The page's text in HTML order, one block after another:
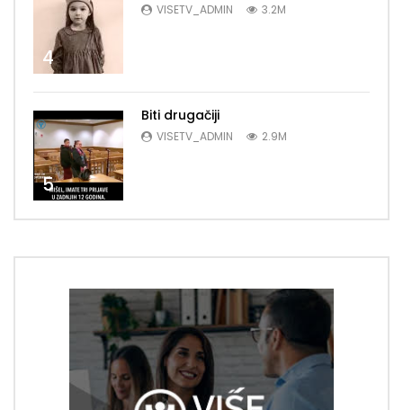
4
VISETV_ADMIN 3.2M
5
Biti drugačiji
VISETV_ADMIN 2.9M